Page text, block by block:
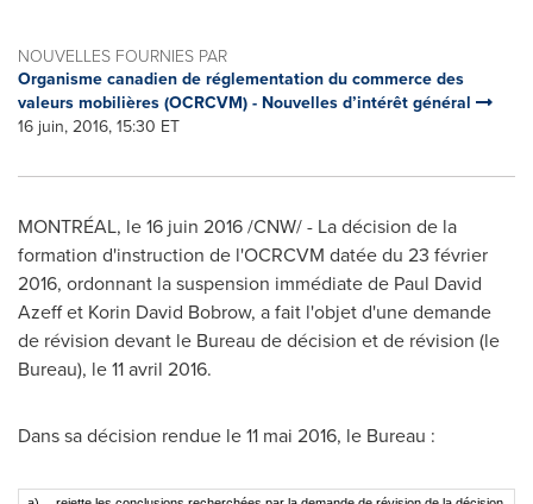
NOUVELLES FOURNIES PAR
Organisme canadien de réglementation du commerce des
valeurs mobilières (OCRCVM) - Nouvelles d’intérêt général
16 juin, 2016, 15:30 ET
MONTRÉAL, le 16 juin 2016 /CNW/ - La décision de la
formation d'instruction de l'OCRCVM datée du 23 février
2016, ordonnant la suspension immédiate de Paul David
Azeffet Korin David Bobrow, a fait l'objet d'une demande
de révision devant le Bureau de décision et de révision (le
Bureau), le 11 avril 2016.
Dans sa décision rendue le 11 mai 2016, le Bureau :